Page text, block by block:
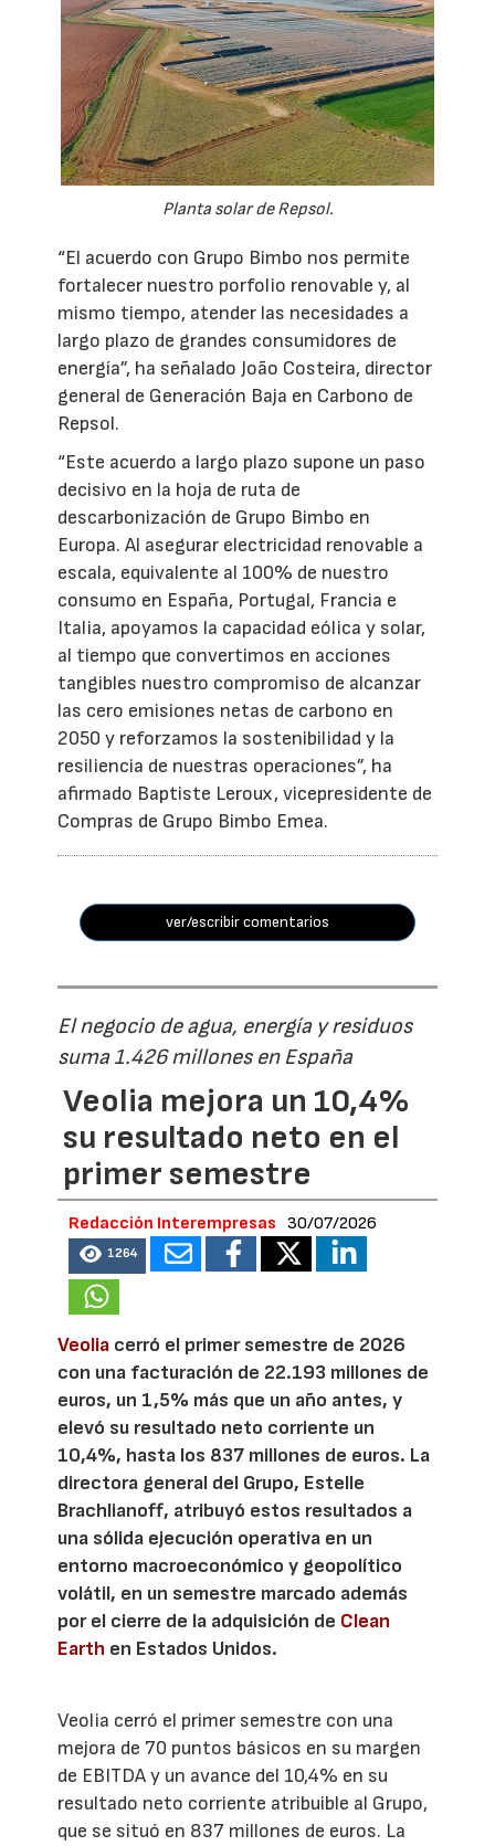
Planta solar de Repsol.
“El acuerdo con Grupo Bimbo nos permite
fortalecer nuestro porfolio renovable y, al
mismo tiempo, atender las necesidades a
largo plazo de grandes consumidores de
energía”, ha señalado João Costeira, director
general de Generación Baja en Carbono de
Repsol.
“Este acuerdo a largo plazo supone un paso
decisivo en la hoja de ruta de
descarbonización de Grupo Bimbo en
Europa. Al asegurar electricidad renovable a
escala, equivalente al 100% de nuestro
consumo en España, Portugal, Francia e
Italia, apoyamos la capacidad eólica y solar,
al tiempo que convertimos en acciones
tangibles nuestro compromiso de alcanzar
las cero emisiones netas de carbono en
2050 y reforzamos la sostenibilidad y la
resiliencia de nuestras operaciones”, ha
afirmado Baptiste Leroux, vicepresidente de
Compras de Grupo Bimbo Emea.
ver/escribir comentarios
El negocio de agua, energía y residuos
suma 1.426 millones en España
Veolia mejora un 10,4%
su resultado neto en el
primer semestre
Redacción Interempresas 30/07/2026
1264
Veolia cerró el primer semestre de 2026
con una facturación de 22.193 millones de
euros, un 1,5% más que un año antes, y
elevó su resultado neto corriente un
10,4%, hasta los 837 millones de euros. La
directora general del Grupo, Estelle
Brachlianoff, atribuyó estos resultados a
una sólida ejecución operativa en un
entorno macroeconómico y geopolítico
volátil, en un semestre marcado además
por el cierre de la adquisición de Clean
Earth en Estados Unidos.
Veolia cerró el primer semestre con una
mejora de 70 puntos básicos en su margen
de EBITDA y un avance del 10,4% en su
resultado neto corriente atribuible al Grupo,
que se situó en 837 millones de euros. La